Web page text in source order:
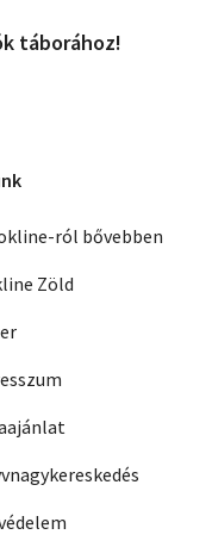
táborához!
ról bővebben
Zöld